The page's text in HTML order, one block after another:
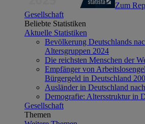
Zum
Gesellschaft
Beliebte Statistiken
Aktuelle Statistiken
Bevölkerung Deutschlands
Altersgruppen 2024
Die reichsten Menschen der
Empfänger von
Bürgergeld in Deutschland
Ausländer in Deutschland
Demografie: Altersstruktur in
Gesellschaft
Themen